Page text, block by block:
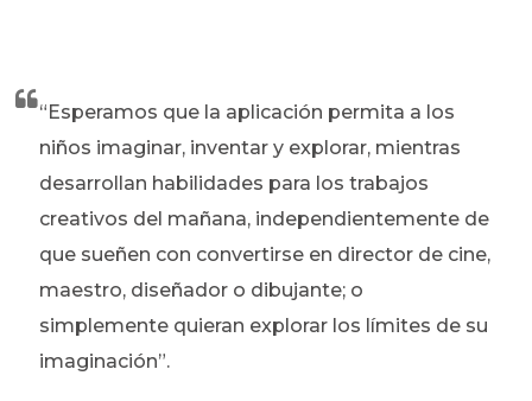
“Esperamos que la aplicación permita a los
niños imaginar, inventar y explorar, mientras
desarrollan habilidades para los trabajos
creativos del mañana, independientemente de
que sueñen con convertirse en director de cine,
maestro, diseñador o dibujante; o
simplemente quieran explorar los límites de su
imaginación”.